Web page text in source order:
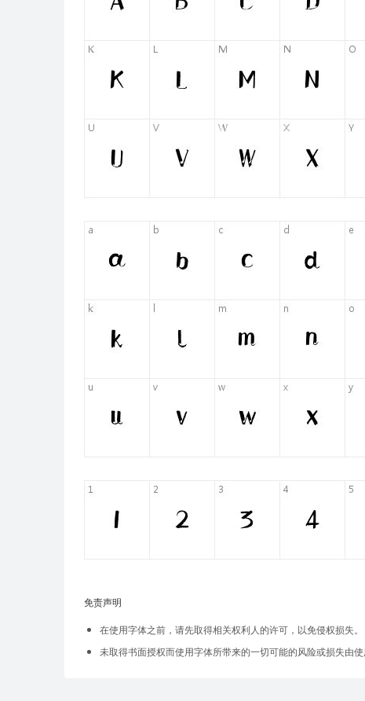
免责声明
在使用字体之前，请先取得相关权利人的许可，以免侵权损失。
未取得书面授权而使用字体所带来的一切可能的风险或损失由使